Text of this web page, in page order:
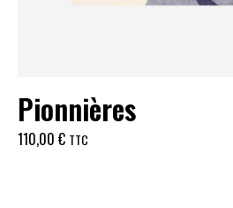
Pionnières
110,00 € TTC